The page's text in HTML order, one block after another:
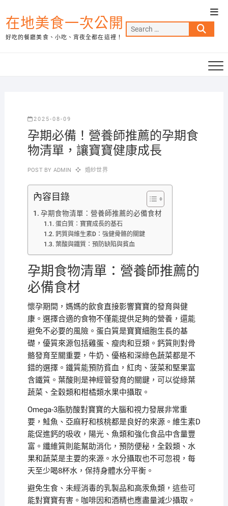
to
content
在地美食一次公開
好吃的餐廳美食、小吃、宵夜全都在這裡！
Search
…
2025-08-09
孕期必備！營養師推薦的孕期食
物清單，讓寶寶健康成長
POST BY ADMIN 婚紗世界
內容目錄
孕期食物清單：營養師推薦的必備食材
蛋白質：寶寶成長的基石
鈣質與維生素D：強健骨骼的關鍵
葉酸與鐵質：預防缺陷與貧血
孕期食物清單：營養師推薦的
必備食材
懷孕期間，媽媽的飲食直接影響寶寶的發育與健
康。選擇合適的食物不僅能提供足夠的營養，還能
避免不必要的風險。蛋白質是寶寶細胞生長的基
礎，優質來源包括雞蛋、瘦肉和豆類。鈣質則對骨
骼發育至關重要，牛奶、優格和深綠色蔬菜都是不
錯的選擇。鐵質能預防貧血，紅肉、菠菜和堅果富
含鐵質。葉酸則是神經管發育的關鍵，可以從綠葉
蔬菜、全穀類和柑橘類水果中攝取。
Omega-3脂肪酸對寶寶的大腦和視力發展非常重
要，鮭魚、亞麻籽和核桃都是良好的來源。維生素D
能促進鈣的吸收，陽光、魚類和強化食品中含量豐
富。纖維質則能幫助消化，預防便秘，全穀類、水
果和蔬菜是主要的來源。水分攝取也不可忽視，每
天至少喝8杯水，保持身體水分平衡。
避免生食、未經消毒的乳製品和高汞魚類，這些可
能對寶寶有害。咖啡因和酒精也應盡量減少攝取。